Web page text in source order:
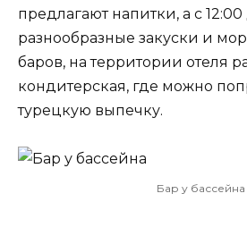
предлагают напитки, а с 12:00
разнообразные закуски и
баров, на территории отеля
кондитерская, где можно
турецкую выпечку.
Бар у бассейна